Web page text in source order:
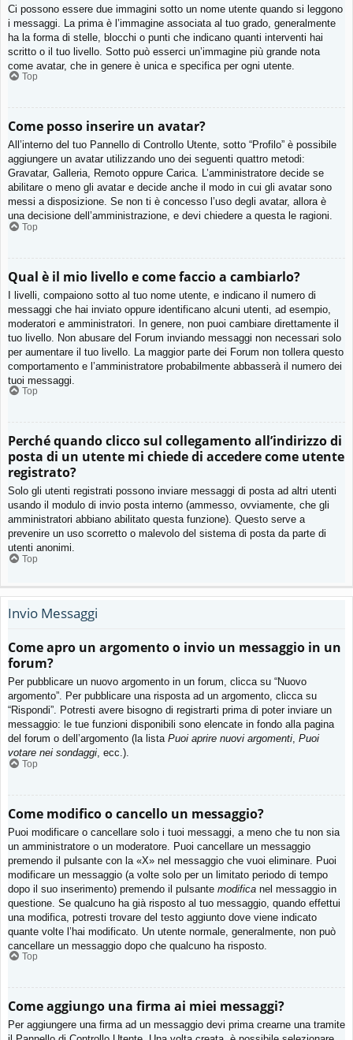
Ci possono essere due immagini sotto un nome utente quando si leggono
i messaggi. La prima è l’immagine associata al tuo grado, generalmente
ha la forma di stelle, blocchi o punti che indicano quanti interventi hai
scritto o il tuo livello. Sotto può esserci un’immagine più grande nota
come avatar, che in genere è unica e specifica per ogni utente.
Top
Come posso inserire un avatar?
All’interno del tuo Pannello di Controllo Utente, sotto “Profilo” è possibile
aggiungere un avatar utilizzando uno dei seguenti quattro metodi:
Gravatar, Galleria, Remoto oppure Carica. L’amministratore decide se
abilitare o meno gli avatar e decide anche il modo in cui gli avatar sono
messi a disposizione. Se non ti è concesso l’uso degli avatar, allora è
una decisione dell’amministrazione, e devi chiedere a questa le ragioni.
Top
Qual è il mio livello e come faccio a cambiarlo?
I livelli, compaiono sotto al tuo nome utente, e indicano il numero di
messaggi che hai inviato oppure identificano alcuni utenti, ad esempio,
moderatori e amministratori. In genere, non puoi cambiare direttamente il
tuo livello. Non abusare del Forum inviando messaggi non necessari solo
per aumentare il tuo livello. La maggior parte dei Forum non tollera questo
comportamento e l’amministratore probabilmente abbasserà il numero dei
tuoi messaggi.
Top
Perché quando clicco sul collegamento all’indirizzo di
posta di un utente mi chiede di accedere come utente
registrato?
Solo gli utenti registrati possono inviare messaggi di posta ad altri utenti
usando il modulo di invio posta interno (ammesso, ovviamente, che gli
amministratori abbiano abilitato questa funzione). Questo serve a
prevenire un uso scorretto o malevolo del sistema di posta da parte di
utenti anonimi.
Top
Invio Messaggi
Come apro un argomento o invio un messaggio in un
forum?
Per pubblicare un nuovo argomento in un forum, clicca su “Nuovo
argomento”. Per pubblicare una risposta ad un argomento, clicca su
“Rispondi”. Potresti avere bisogno di registrarti prima di poter inviare un
messaggio: le tue funzioni disponibili sono elencate in fondo alla pagina
del forum o dell’argomento (la lista Puoi aprire nuovi argomenti, Puoi
votare nei sondaggi, ecc.).
Top
Come modifico o cancello un messaggio?
Puoi modificare o cancellare solo i tuoi messaggi, a meno che tu non sia
un amministratore o un moderatore. Puoi cancellare un messaggio
premendo il pulsante con la «X» nel messaggio che vuoi eliminare. Puoi
modificare un messaggio (a volte solo per un limitato periodo di tempo
dopo il suo inserimento) premendo il pulsante modifica nel messaggio in
questione. Se qualcuno ha già risposto al tuo messaggio, quando effettui
una modifica, potresti trovare del testo aggiunto dove viene indicato
quante volte l’hai modificato. Un utente normale, generalmente, non può
cancellare un messaggio dopo che qualcuno ha risposto.
Top
Come aggiungo una firma ai miei messaggi?
Per aggiungere una firma ad un messaggio devi prima crearne una tramite